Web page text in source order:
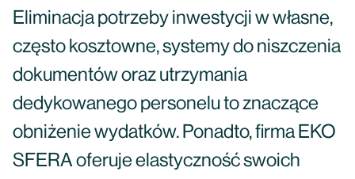
Eliminacja potrzeby inwestycji w własne,
często kosztowne, systemy do niszczenia
dokumentów oraz utrzymania
dedykowanego personelu to znaczące
obniżenie wydatków. Ponadto, firma EKO
SFERA oferuje elastyczność swoich